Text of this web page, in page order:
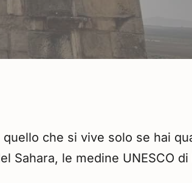
che si vive solo se hai
Sahara, le medine UNESCO